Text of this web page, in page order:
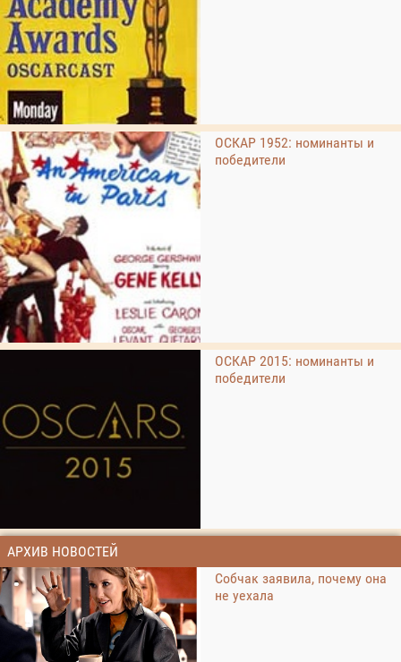
ОСКАР 1952: номинанты и
победители
ОСКАР 2015: номинанты и
победители
АРХИВ НОВОСТЕЙ
Собчак заявила, почему она
не уехала